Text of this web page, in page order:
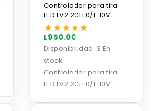
Controlador para tira
LED LV2 2CH 0/1-10V
L950.00
Disponibilidad: 3 En
stock
Controlador para tira
LED LV2 2CH 0/1-10V